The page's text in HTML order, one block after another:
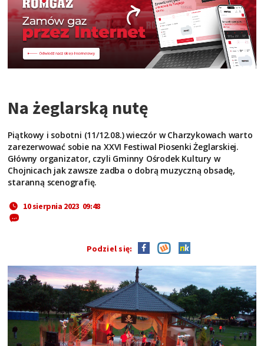
Na żeglarską nutę
Piątkowy i sobotni (11/12.08.) wieczór w Charzykowach warto
zarezerwować sobie na XXVI Festiwal Piosenki Żeglarskiej.
Główny organizator, czyli Gminny Ośrodek Kultury w
Chojnicach jak zawsze zadba o dobrą muzyczną obsadę,
staranną scenografię.
10 sierpnia 2023 09:48
Podziel się: